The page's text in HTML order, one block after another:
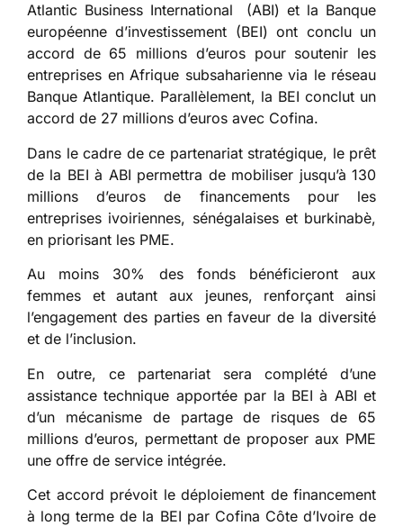
Atlantic Business International (ABI) et la Banque
européenne d’investissement (BEI) ont conclu un
accord de 65 millions d’euros pour soutenir les
entreprises en Afrique subsaharienne via le réseau
Banque Atlantique. Parallèlement, la BEI conclut un
accord de 27 millions d’euros avec Cofina.
Dans le cadre de ce partenariat stratégique, le prêt
de la BEI à ABI permettra de mobiliser jusqu’à 130
millions d’euros de financements pour les
entreprises ivoiriennes, sénégalaises et burkinabè,
en priorisant les PME.
Au moins 30% des fonds bénéficieront aux
femmes et autant aux jeunes, renforçant ainsi
l’engagement des parties en faveur de la diversité
et de l’inclusion.
En outre, ce partenariat sera complété d’une
assistance technique apportée par la BEI à ABI et
d’un mécanisme de partage de risques de 65
millions d’euros, permettant de proposer aux PME
une offre de service intégrée.
Cet accord prévoit le déploiement de financement
à long terme de la BEI par Cofina Côte d’Ivoire de